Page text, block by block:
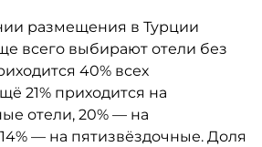
размещения в Турции
всего выбирают отели без
40% всех
21% приходится на
отели, 20% — на
— на пятизвёздочные. Доля